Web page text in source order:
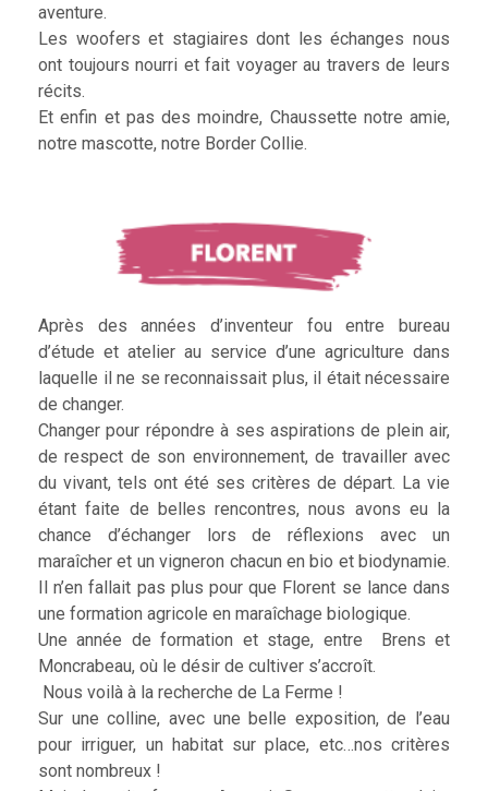
aventure.
Les woofers et stagiaires dont les échanges nous
ont toujours nourri et fait voyager au travers de leurs
récits.
Et enfin et pas des moindre, Chaussette notre amie,
notre mascotte, notre Border Collie.
Après des années d’inventeur fou entre bureau
d’étude et atelier au service d’une agriculture dans
laquelle il ne se reconnaissait plus, il était nécessaire
de changer.
Changer pour répondre à ses aspirations de plein air,
de respect de son environnement, de travailler avec
du vivant, tels ont été ses critères de départ. La vie
étant faite de belles rencontres, nous avons eu la
chance d’échanger lors de réflexions avec un
maraîcher et un vigneron chacun en bio et biodynamie.
Il n’en fallait pas plus pour que Florent se lance dans
une formation agricole en maraîchage biologique.
Une année de formation et stage, entre Brens et
Moncrabeau, où le désir de cultiver s’accroît.
Nous voilà à la recherche de La Ferme !
Sur une colline, avec une belle exposition, de l’eau
pour irriguer, un habitat sur place, etc…nos critères
sont nombreux !